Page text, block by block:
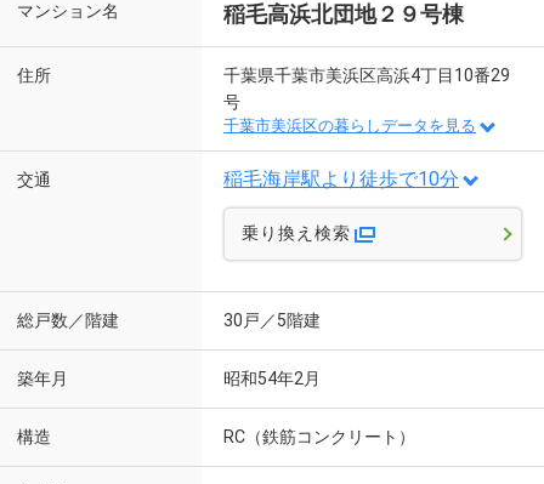
マンション名 稲毛高浜北団地２９号棟
住所
千葉県千葉市美浜区高浜4丁目10番29
号
千葉市美浜区の暮らしデータを見る
交通 稲毛海岸駅より徒歩で10分
乗り換え検索
総戸数／階建 30戸／5階建
築年月 昭和54年2月
構造 RC（鉄筋コンクリート）